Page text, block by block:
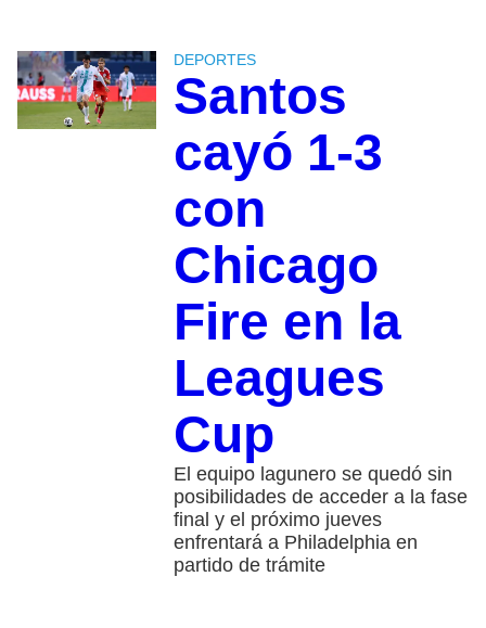
DEPORTES
Santos
cayó 1-3
con
Chicago
Fire en la
Leagues
Cup
El equipo lagunero se quedó sin
posibilidades de acceder a la fase
final y el próximo jueves
enfrentará a Philadelphia en
partido de trámite